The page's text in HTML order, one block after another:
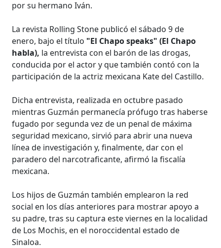
por su hermano Iván.
La revista Rolling Stone publicó el sábado 9 de
enero, bajo el título "El Chapo speaks" (El Chapo
habla), la entrevista con el barón de las drogas,
conducida por el actor y que también contó con la
participación de la actriz mexicana Kate del Castillo.
Dicha entrevista, realizada en octubre pasado
mientras Guzmán permanecía prófugo tras haberse
fugado por segunda vez de un penal de máxima
seguridad mexicano, sirvió para abrir una nueva
línea de investigación y, finalmente, dar con el
paradero del narcotraficante, afirmó la fiscalía
mexicana.
Los hijos de Guzmán también emplearon la red
social en los días anteriores para mostrar apoyo a
su padre, tras su captura este viernes en la localidad
de Los Mochis, en el noroccidental estado de
Sinaloa.